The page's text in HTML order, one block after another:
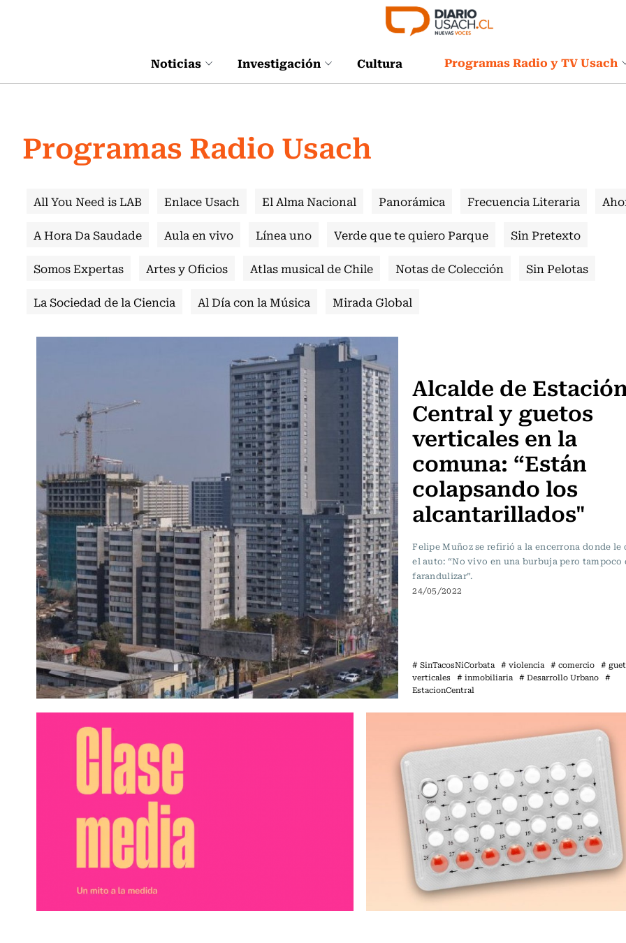
Noticias Investigación Cultura Programas Radio y TV Usach
Programas Radio Usach
All You Need is LAB Enlace Usach El Alma Nacional Panorámica Frecuencia Literaria
A Hora Da Saudade
Aula en vivo Línea uno Verde que te quiero Parque
Sin Pretexto
Somos Expertas
Artes y Oficios Atlas musical de Chile Notas de Colección
Sin Pelotas
La Sociedad de la Ciencia
Al Día con la Música Mirada Global
Alcalde de
Central y guetos
verticales en la
comuna: “Están
colapsando los
alcantarillados"
Felipe Muñoz se refirió a la encerrona donde le
el auto: “No vivo en una burbuja pero tampoco
farandulizar”.
24/05/2022
# SinTacosNiCorbata # violencia # comercio #
verticales
# inmobiliaria # Desarrollo Urbano #
EstacionCentral